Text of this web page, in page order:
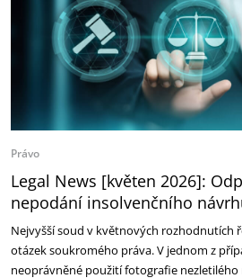
Právo
Legal News [květen 2026]:
nepodání insolvenčního
Nejvyšší soud v květnových rozhodnutích
otázek soukromého práva. V jednom z
neoprávněné použití fotografie nezletilého